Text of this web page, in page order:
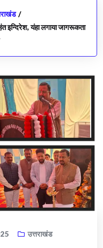
/
इन्दिरेश, यंहा लगाया जागरूकता
उत्तराखंड